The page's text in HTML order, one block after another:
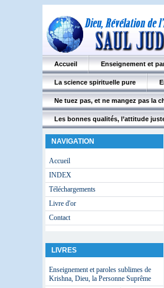
Accueil Enseignement et
La science spirituelle pure
Ne tuez pas, et ne mangez pas la
Les bonnes qualités, l’attitude
NAVIGATION
Accueil
INDEX
Téléchargements
Livre d'or
Contact
LIVRES
Enseignement et paroles sublimes de
Krishna, Dieu, la Personne Suprême